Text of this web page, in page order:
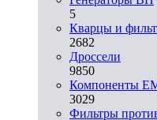
5
Кварцы и
2682
Дроссели
9850
Компоненты
3029
Фильтры